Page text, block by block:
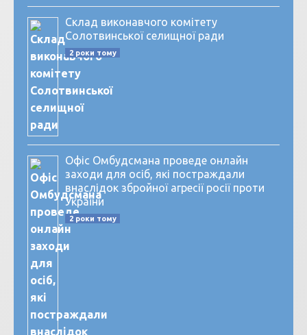
Склад виконавчого комітету
Солотвинської селищної ради
2 роки тому
Офіс Омбудсмана проведе онлайн
заходи для осіб, які постраждали
внаслідок збройної агресії росії проти
України
2 роки тому